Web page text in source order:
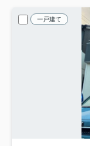
一戸建て